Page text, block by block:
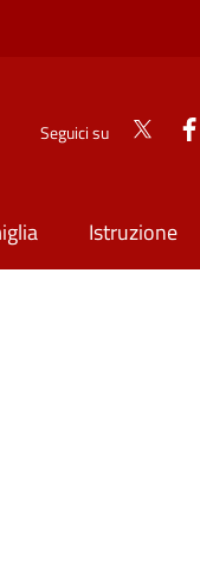
Seguici su
Istruzione